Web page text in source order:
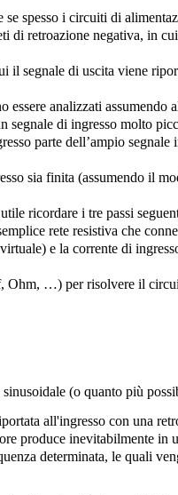
se spesso i circuiti di
di retroazione negativa, in
il segnale di uscita viene
analizzati assumendo
di ingresso molto
parte dell’ampio
sia finita (assumendo il
ricordare i tre passi
rete resistiva che
e la corrente di
…) per risolvere il
sinusoidale(o quanto più
all'ingresso con una
produce inevitabilmente in
determinata, le quali